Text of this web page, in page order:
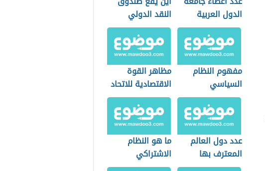
الدول العربية
النقد الدولي
مفهوم النظام
السياسي
مظاهر القوة
الاقتصادية للاتحاد
الأوروبي
عدد دول العالم
المعترف بها
ما هو النظام
الاشتراكي